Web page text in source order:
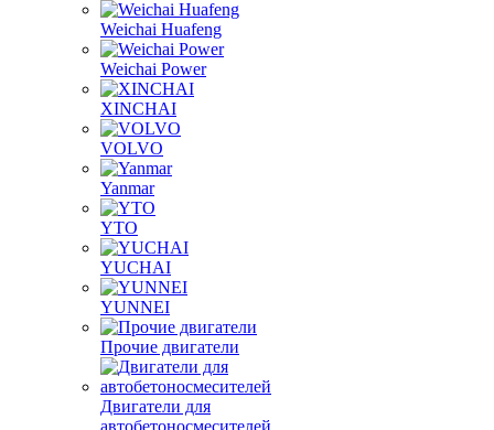
SIDA
Sinotruk
Weichai Huafeng
Weichai Power
XINCHAI
VOLVO
Yanmar
YTO
YUCHAI
YUNNEI
Прочие двигатели